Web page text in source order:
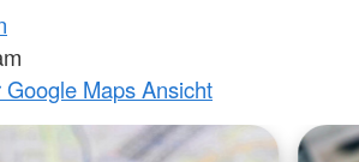
Google Maps Ansicht